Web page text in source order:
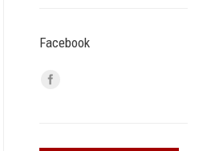
Facebook